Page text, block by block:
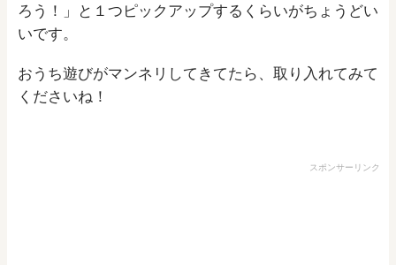
ろう！」と１つピックアップするくらいがちょうどい
いです。
おうち遊びがマンネリしてきてたら、取り入れてみて
くださいね！
スポンサーリンク